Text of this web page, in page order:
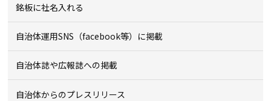
銘板に社名入れる
自治体運用SNS（facebook等）に掲載
自治体誌や広報誌への掲載
自治体からのプレスリリース